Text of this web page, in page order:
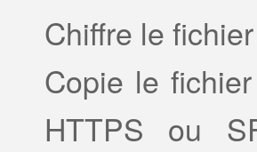
Chiffre le
Copie le
HTTPS ou